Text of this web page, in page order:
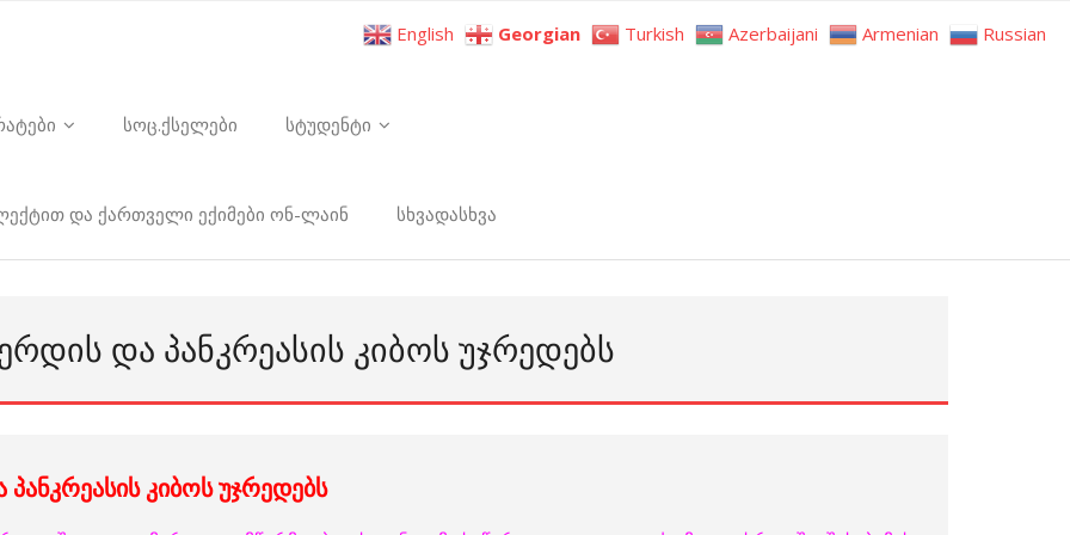
სოც.ქსელები სტუდენტი
და ქართველი ექიმები ონ-ლაინ სხვადასხვა
ᲓᲐ ᲞᲐᲜᲙᲠᲔᲐᲡᲘᲡ ᲙᲘᲑᲝᲡ ᲣᲯᲠᲔᲓᲔᲑᲡ
კიბოს უჯრედებს
English Georgian Turkish Azerbaijani Armenian Russian